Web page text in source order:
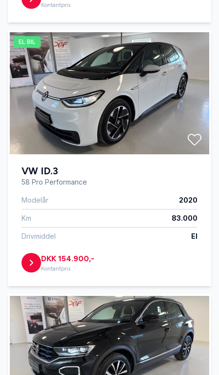
Kontantpris
EL BIL
VW ID.3
58 Pro Performance
Modelår 2020
Km 83.000
Drivmiddel El
DKK 154.900,-
Kontantpris